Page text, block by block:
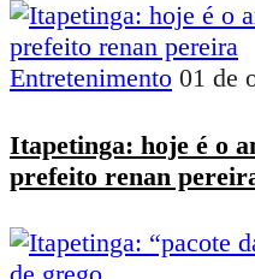
Entretenimento 01 de
Itapetinga: hoje é o
prefeito renan